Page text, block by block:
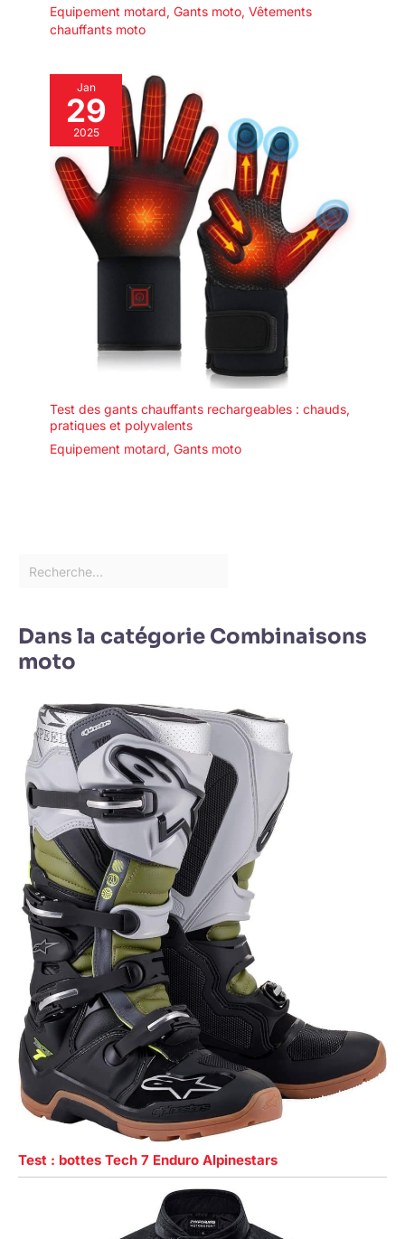
Equipement motard, Gants moto, Vêtements
chauffants moto
Jan
29
2025
Test des gants chauffants rechargeables : chauds,
pratiques et polyvalents
Equipement motard, Gants moto
Dans la catégorie Combinaisons
moto
Test : bottes Tech 7 Enduro Alpinestars